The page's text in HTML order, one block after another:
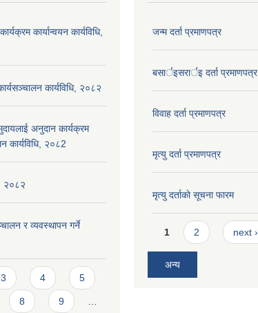
कार्यान्वयन कार्यविधि,
कार्यविधि, २०८२
अनुदान कार्यक्रम
कार्यविधि, २०८2
२०८२
र व्यवस्थापन गर्ने
3 4 5
8 9
जन्म दर्ता प्रमाणपत्र
बसार्इसरार्इ दर्ता प्रमाणपत्र
विवाह दर्ता प्रमाणपत्र
मृत्यु दर्ता प्रमाणपत्र
मृत्यु दर्ताकाे सूचना फारम
Pages
1 2 next ›
अन्य